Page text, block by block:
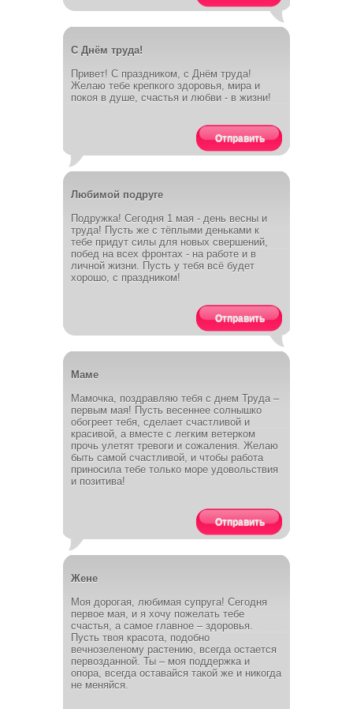
С Днём труда!
Привет! С праздником, с Днём труда!
Желаю тебе крепкого здоровья, мира и
покоя в душе, счастья и любви - в жизни!
Отправить
Любимой подруге
Подружка! Сегодня 1 мая - день весны и
труда! Пусть же с тёплыми деньками к
тебе придут силы для новых свершений,
побед на всех фронтах - на работе и в
личной жизни. Пусть у тебя всё будет
хорошо, с праздником!
Отправить
Маме
Мамочка, поздравляю тебя с днем Труда –
первым мая! Пусть весеннее солнышко
обогреет тебя, сделает счастливой и
красивой, а вместе с легким ветерком
прочь улетят тревоги и сожаления. Желаю
быть самой счастливой, и чтобы работа
приносила тебе только море удовольствия
и позитива!
Отправить
Жене
Моя дорогая, любимая супруга! Сегодня
первое мая, и я хочу пожелать тебе
счастья, а самое главное – здоровья.
Пусть твоя красота, подобно
вечнозеленому растению, всегда остается
первозданной. Ты – моя поддержка и
опора, всегда оставайся такой же и никогда
не меняйся.